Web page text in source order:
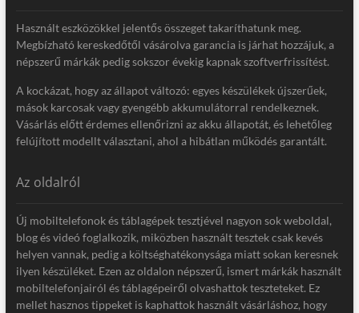
Használt eszközökkel jelentős összeget takaríthatunk meg.
Megbízható kereskedőtől vásárolva garancia is járhat hozzájuk, a
népszerű márkák pedig sokszor évekig kapnak szoftverfrissítést.
A kockázat, hogy az állapot változó: egyes készülékek újszerűek,
mások karcosak vagy gyengébb akkumulátorral rendelkeznek.
Vásárlás előtt érdemes ellenőrizni az akku állapotát, és lehetőleg
felújított modellt választani, ahol a hibátlan működés garantált.
Az oldalról
Új mobiltelefonok és táblagépek tesztjével nagyon sok weboldal,
blog és videó foglalkozik, miközben használt tesztek csak kevés
helyen vannak, pedig a költséghatékonysága miatt sokan keresnek
ilyen készüléket. Ezen az oldalon népszerű, ismert márkák használt
mobiltelefonjairól és táblagépeiről olvashattok teszteteket. Ez
mellet hasznos tippeket is kaphattok használt vásárláshoz, hogy